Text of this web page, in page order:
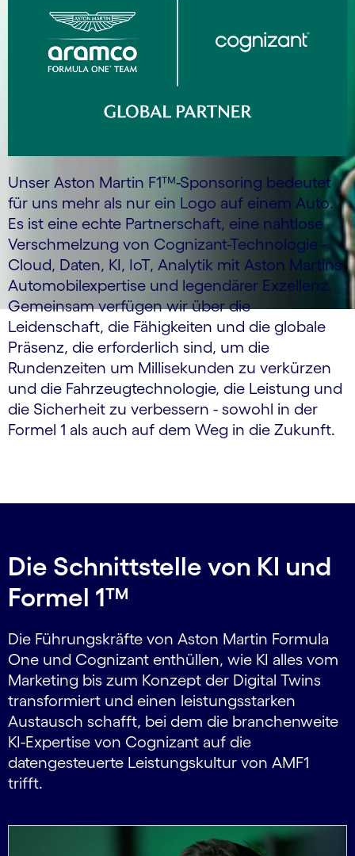
Unser Aston Martin F1™-Sponsoring bedeutet
für uns mehr als nur ein Logo auf einem Auto.
Es ist eine echte Partnerschaft, eine nahtlose
Verschmelzung von Cognizant-Technologie -
Cloud, Daten, KI, IoT, Analytik mit Aston Martins
Automobilexpertise und legendärer Exzellenz.
Gemeinsam verfügen wir über die
Leidenschaft, die Fähigkeiten und die globale
Präsenz, die erforderlich sind, um die
Rundenzeiten um Millisekunden zu verkürzen
und die Fahrzeugtechnologie, die Leistung und
die Sicherheit zu verbessern - sowohl in der
Formel 1 als auch auf dem Weg in die Zukunft.
Die Schnittstelle von KI und
Formel 1™
Die Führungskräfte von Aston Martin Formula
One und Cognizant enthüllen, wie KI alles vom
Marketing bis zum Konzept der Digital Twins
transformiert und einen leistungsstarken
Austausch schafft, bei dem die branchenweite
KI-Expertise von Cognizant auf die
datengesteuerte Leistungskultur von AMF1
trifft.